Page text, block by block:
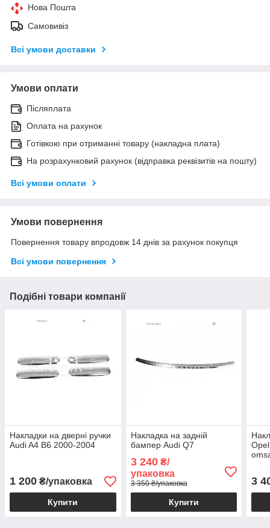
Нова Пошта
Самовивіз
Всі умови доставки
Умови оплати
Післяплата
Оплата на рахунок
Готівкою при отриманні товару (накладна плата)
На розрахунковий рахунок (відправка реквізитів на пошту)
Всі умови оплати
Умови повернення
Повернення товару впродовж 14 днів за рахунок покупця
Всі умови повернення
Подібні товари компанії
Накладки на дверні ручки
Audi A4 B6 2000-2004
1 200 ₴/упаковка
Купити
Накладка на задній
бампер Audi Q7
3 240₴/
упаковка
3 350 ₴/упаковка
Купити
3